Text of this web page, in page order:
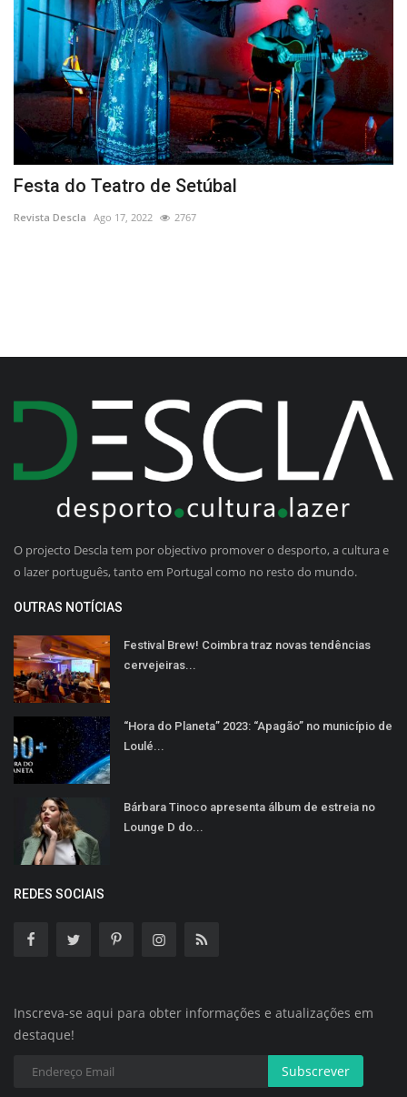
Festa do Teatro de Setúbal
Revista Descla Ago 17, 2022 2767
O projecto Descla tem por objectivo promover o desporto, a cultura e
o lazer português, tanto em Portugal como no resto do mundo.
OUTRAS NOTÍCIAS
Festival Brew! Coimbra traz novas tendências
cervejeiras...
“Hora do Planeta” 2023: “Apagão” no município de
Loulé...
Bárbara Tinoco apresenta álbum de estreia no
Lounge D do...
REDES SOCIAIS
Inscreva-se aqui para obter informações e atualizações em
destaque!
Subscrever